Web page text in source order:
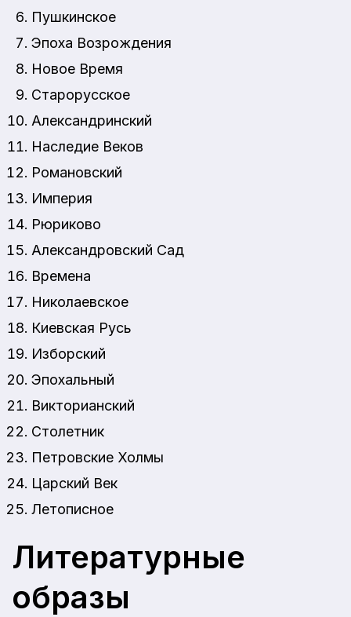
Пушкинское
Эпоха Возрождения
Новое Время
Старорусское
Александринский
Наследие Веков
Романовский
Империя
Рюриково
Александровский Сад
Времена
Николаевское
Киевская Русь
Изборский
Эпохальный
Викторианский
Столетник
Петровские Холмы
Царский Век
Летописное
Литературные
образы